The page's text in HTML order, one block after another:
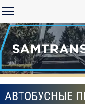
АВТОБУСНЫЕ